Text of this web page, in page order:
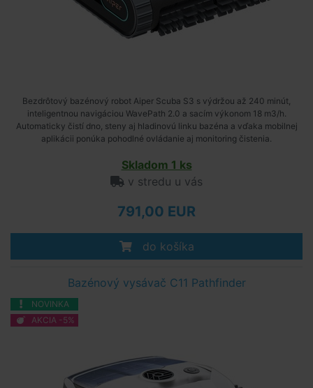
Bezdrôtový bazénový robot Aiper Scuba S3 s výdržou až 240 minút,
inteligentnou navigáciou WavePath 2.0 a sacím výkonom 18 m3/h.
Automaticky čistí dno, steny aj hladinovú linku bazéna a vďaka mobilnej
aplikácii ponúka pohodlné ovládanie aj monitoring čistenia.
Skladom 1 ks
v stredu u vás
791,00 EUR
do košíka
Bazénový vysávač C11 Pathfinder
NOVINKA
AKCIA -5%